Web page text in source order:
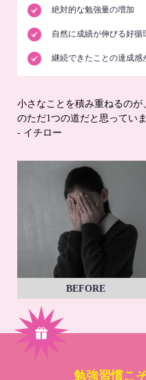
絶対的な勉強量の増加
自然に成績が伸びる好循
継続できたことの達成感
小さなことを積み重ねるの
のただ1つの道だと思っていま
- イチロー
BEFORE
勉強習慣こ